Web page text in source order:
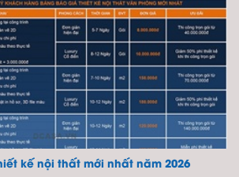
kế nội thất mới nhất năm 2026